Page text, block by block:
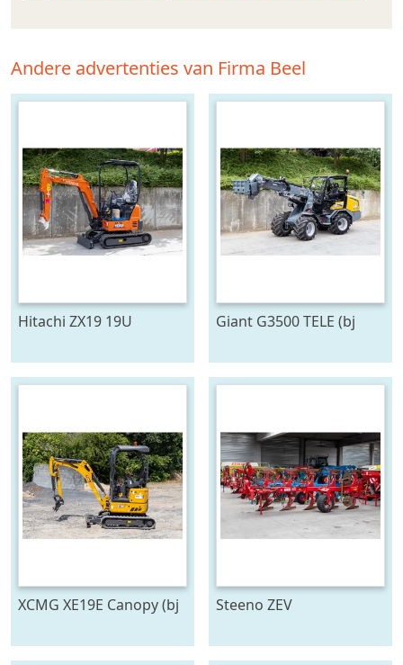
Andere advertenties van Firma Beel
Hitachi ZX19 19U
Giant G3500 TELE (bj
XCMG XE19E Canopy (bj
Steeno ZEV